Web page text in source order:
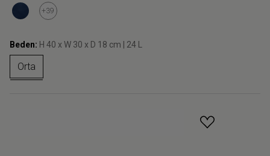
+39
Beden: H 40 x W 30 x D 18 cm | 24 L
Orta